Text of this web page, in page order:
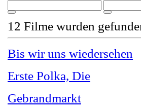
12 Filme wurden
Bis wir uns wiedersehen
Erste Polka, Die
Gebrandmarkt